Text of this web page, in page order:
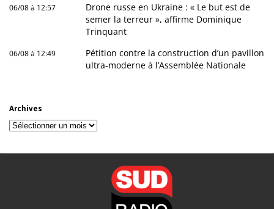
06/08 à 12:57
Drone russe en Ukraine : « Le but est de
semer la terreur », affirme Dominique
Trinquant
06/08 à 12:49
Pétition contre la construction d’un pavillon
ultra-moderne à l’Assemblée Nationale
Archives
Archives